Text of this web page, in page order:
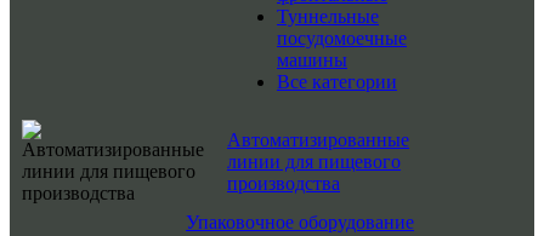
Туннельные
посудомоечные
машины
Все категории
Автоматизированные
линии для пищевого
производства
Упаковочное оборудование